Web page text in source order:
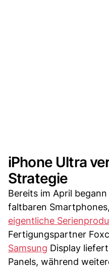
iPhone Ultra
Strategie
Bereits im April
faltbaren
eigentliche
Fertigungspartner
Samsung Display
Panels, während